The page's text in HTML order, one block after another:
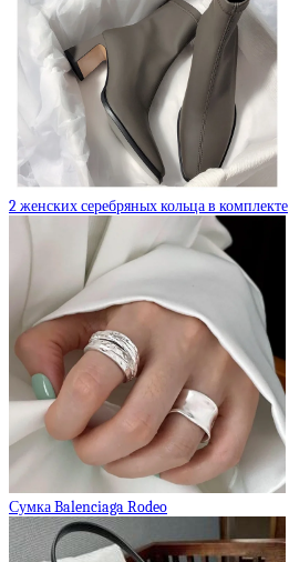
2 женских серебряных кольца в комплекте
Сумка Balenciaga Rodeo